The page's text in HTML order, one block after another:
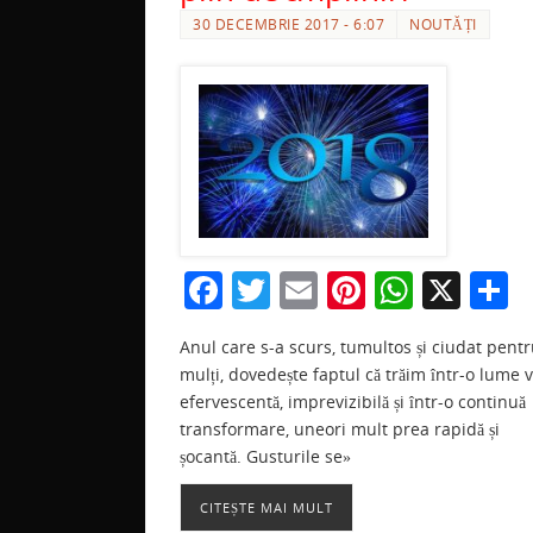
30 DECEMBRIE 2017 - 6:07 NOUTĂȚI
F
a
c
e
b
o
o
T
w
itt
er
E
m
ai
l
Pi
nt
er
e
st
W
h
at
s
A
X
je
Anul care s-a scurs, tumultos și ciudat
mulți, dovedește faptul că trăim într-o lume
efervescentă, imprevizibilă și într-o continuă
transformare, uneori mult prea rapidă și
șocantă. Gusturile se»
CITEȘTE MAI MULT